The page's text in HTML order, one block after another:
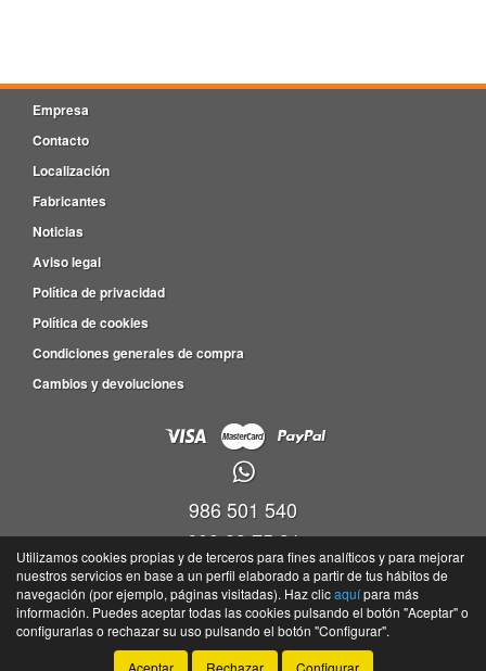
Empresa
Contacto
Localización
Fabricantes
Noticias
Aviso legal
Política de privacidad
Política de cookies
Condiciones generales de compra
Cambios y devoluciones
986 501 540
609 83 75 31
Viveiro empresas Barro, P.I. Barro Parc. 4-5, Nave 9, Oficina 17,36692 -
Portela(Barro) - Pontevedra
©Tayser- 2026 -Tienda online de recambios de Gira
Utilizamos cookies propias y de terceros para fines analíticos y para mejorar
nuestros servicios en base a un perfil elaborado a partir de tus hábitos de
navegación (por ejemplo, páginas visitadas). Haz clicaquípara más
información. Puedes aceptar todas las cookies pulsando el botón "Aceptar" o
configurarlas o rechazar su uso pulsando el botón "Configurar".
Aceptar
Rechazar Configurar